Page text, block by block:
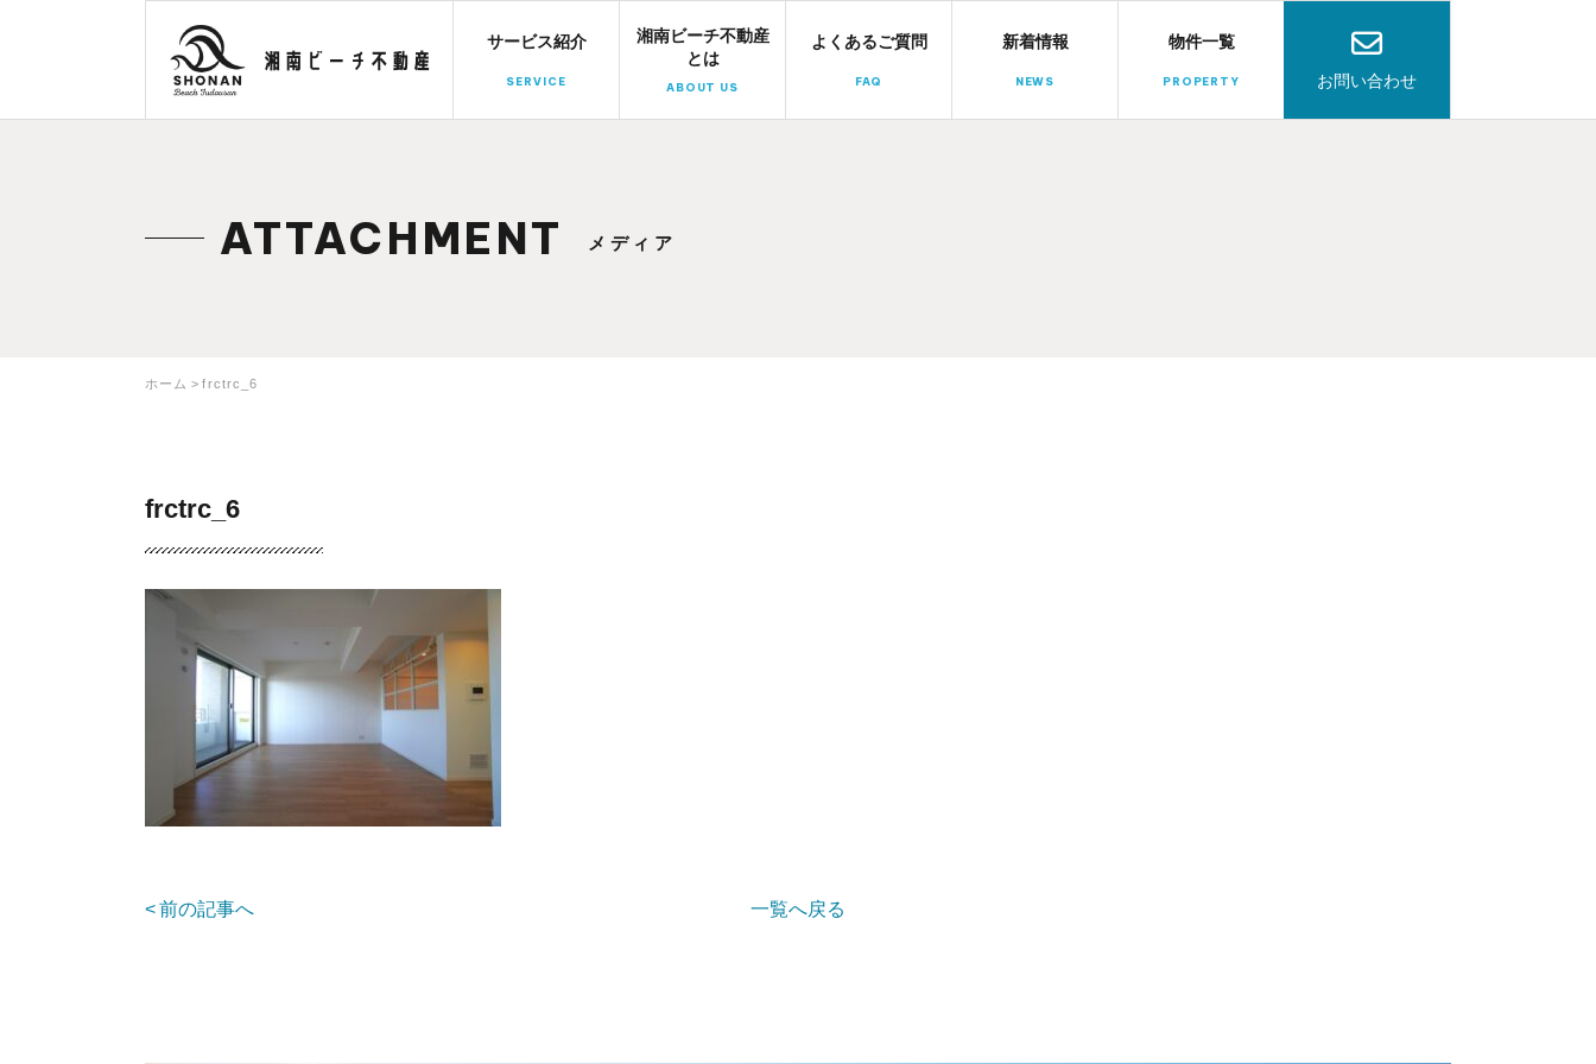
湘南ビーチ不動産
サービス紹介
SERVICE
湘南ビーチ不動産
とは
ABOUT US
よくあるご質問
FAQ
新着情報
NEWS
物件一覧
PROPERTY お問い合わせ
ATTACHMENT メディア
ホーム frctrc_6
frctrc_6
前の記事へ 一覧へ戻る